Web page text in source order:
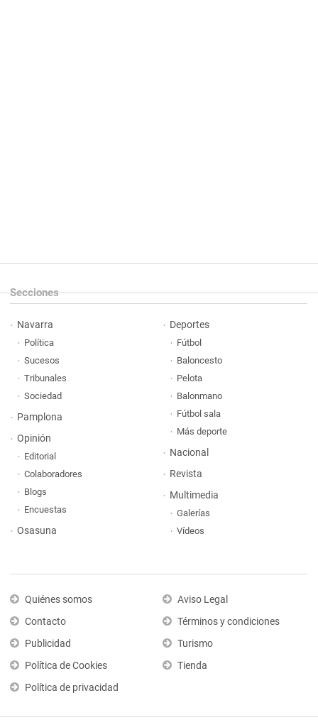
Secciones
Navarra
Política
Sucesos
Tribunales
Sociedad
Pamplona
Opinión
Editorial
Colaboradores
Blogs
Encuestas
Osasuna
Deportes
Fútbol
Baloncesto
Pelota
Balonmano
Fútbol sala
Más deporte
Nacional
Revista
Multimedia
Galerías
Vídeos
Quiénes somos
Contacto
Publicidad
Política de Cookies
Política de privacidad
Aviso Legal
Términos y condiciones
Turismo
Tienda